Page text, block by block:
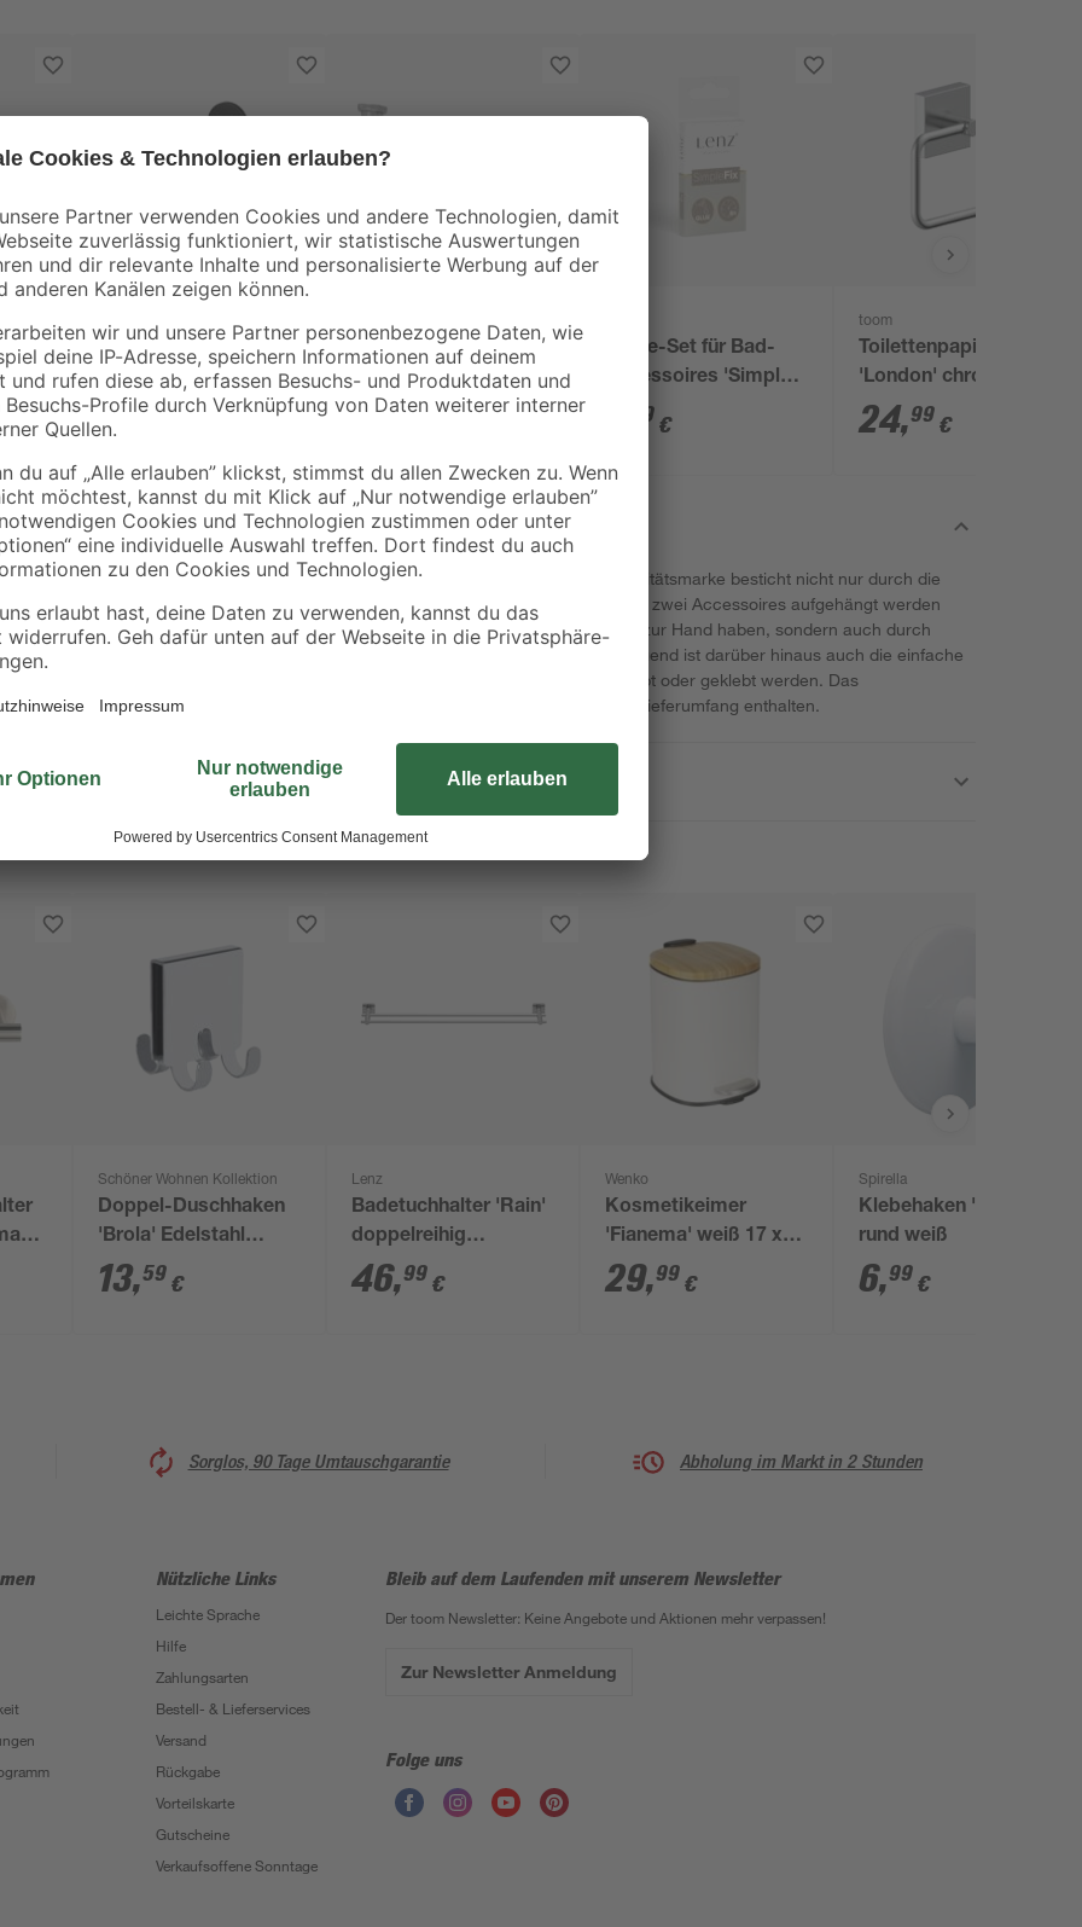
28
Toilettenpapierhalter
'Nero' wandhängend
schwarz
12,49
Röhrensiphon
verchromt 1 1/4" x 32
mm
8,99
Klebe-Set für Bad-
Accessoires 'Simple
19 €
toom
Toilettenpapierhalter
'London' chromfarben
matt gebürstet
24,99 €
Der Doppelhaken unserer bewährten toom Qualitätsmarke besticht nicht nur durch die
Ausführung, an der nicht nur ein, sondern gleich zwei Accessoires aufgehängt werden
können, die Sie in Badezimmer oder WC gerne zur Hand haben, sondern auch durch
seine zeitlos elegante Hochglanzoptik. Überzeugend ist darüber hinaus auch die einfache
Montage. Der Haken kann wahlweise geschraubt oder geklebt werden. Das
Befestigungsmaterial für beide Varianten ist im Lieferumfang enthalten.
Schöner Wohnen Kollektion
Doppel-Duschhaken
'Brola' Edelstahl
glänzend 4 Haken, für
Duschwände bis 8
13,59 €
Lenz
Badetuchhalter 'Rain'
doppelreihig
verchromt 64,5 cm
46,99 €
Wenko
Kosmetikeimer
'Fianema' weiß 17 x
23,5 x 21 cm 3 l
29,99 €
Spirella
Klebehaken "Bowl"
rund weiß
6,99 €
Sorglos, 90 Tage Umtauschgarantie Abholung im Markt in 2 Stunden
Nützliche Links
Leichte Sprache
Hilfe
Zahlungsarten
Bestell- & Lieferservices
Versand
Rückgabe
Vorteilskarte
Gutscheine
Verkaufsoffene Sonntage
Bleib auf dem Laufenden mit unserem Newsletter
Der toom Newsletter: Keine Angebote und Aktionen mehr verpassen!
Zur Newsletter Anmeldung
Folge uns